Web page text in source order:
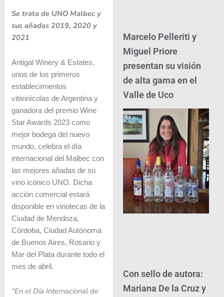
Se trata de UNO Malbec y
sus añadas 2019, 2020 y
2021
Antigal Winery & Estates,
unos de los primeros
establecimientos
vitivinícolas de Argentina y
ganadora del premio Wine
Star Awards 2023 como
mejor bodega del nuevo
mundo, celebra el día
internacional del Malbec con
las mejores añadas de su
vino icónico UNO. Dicha
acción comercial estará
disponible en vinotecas de la
Ciudad de Mendoza,
Córdoba, Ciudad Autónoma
de Buenos Aires, Rosario y
Mar del Plata durante todo el
mes de abril.
“En el Día Internacional de
Marcelo Pelleriti y
Miguel Priore
presentan su visión
de alta gama en el
Valle de Uco
Con sello de autora:
Mariana De la Cruz y